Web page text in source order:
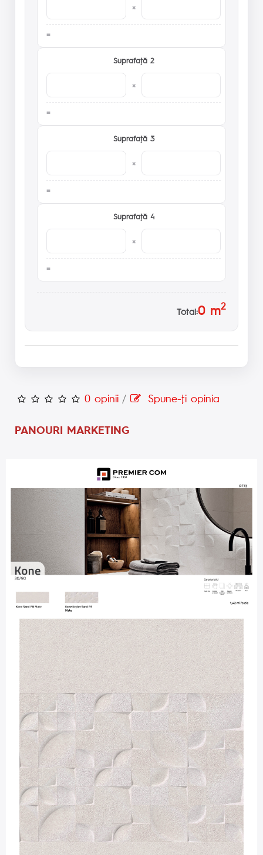
×
Suprafaţă 2
×
Suprafaţă 3
×
Suprafaţă 4
×
Total:0m2
0 opinii / Spune-ţi opinia
PANOURI MARKETING